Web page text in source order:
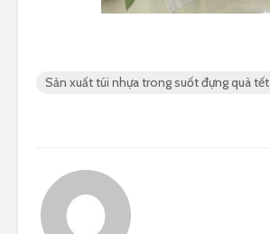
Sản xuất túi nhựa trong suốt đựng quà tết